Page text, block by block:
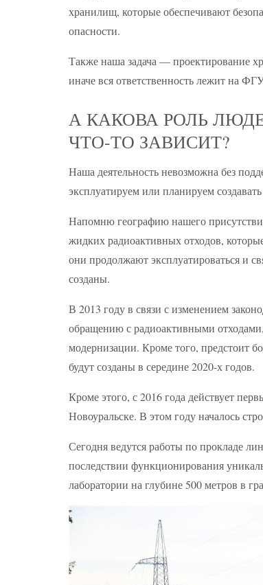
хранилищ, которые обеспечивают
опасности.
Также наша задача — проектирование
иначе вся ответственность лежит на
А КАКОВА РОЛЬ
ЧТО-ТО ЗАВИСИТ?
Наша деятельность невозможна без
эксплуатируем или планируем
Напомню географию нашего
жидких радиоактивных отходов,
они продолжают эксплуатироваться и
созданы.
В 2013 году в связи с изменением
обращению с радиоактивными
модернизации. Кроме того, предстоит
будут созданы в середине 2020-х годов.
Кроме этого, с 2016 года действует
Новоуральске. В этом году началось
Сегодня ведутся работы по прокладе
последствии функционирования
лаборатории на глубине 500 метров в